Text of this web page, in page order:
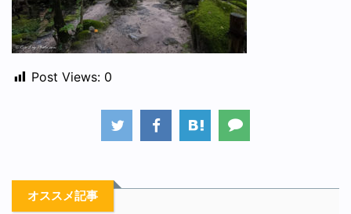
Post Views: 0
オススメ記事